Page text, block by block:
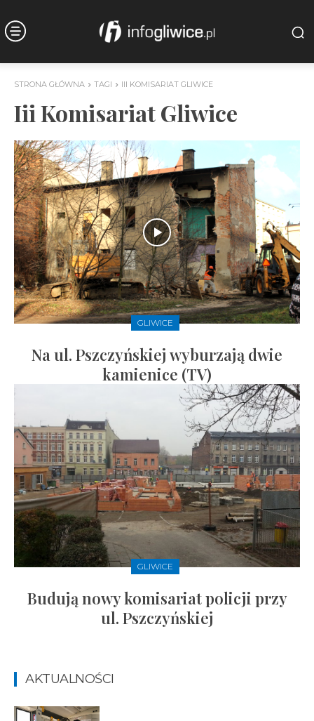
STRONA GŁÓWNA TAGI III KOMISARIAT GLIWICE
Iii Komisariat Gliwice
GLIWICE
Na ul. Pszczyńskiej wyburzają dwie
kamienice (TV)
GLIWICE
Budują nowy komisariat policji przy
ul. Pszczyńskiej
AKTUALNOŚCI